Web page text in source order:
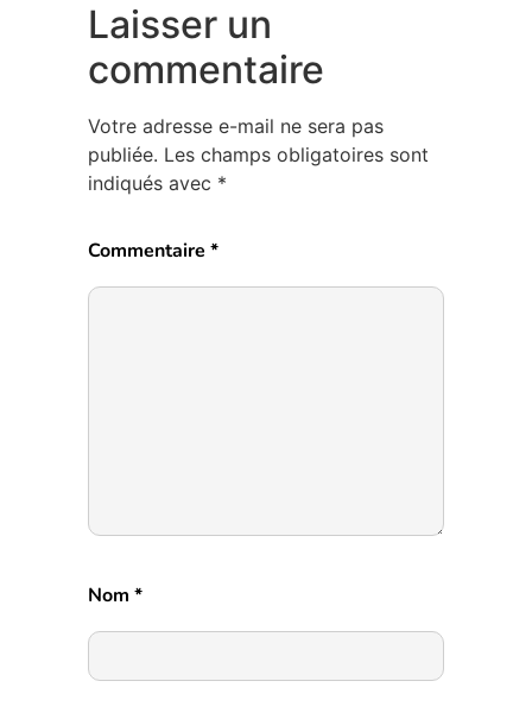
Laisser un
commentaire
Votre adresse e-mail ne sera pas
publiée. Les champs obligatoires sont
indiqués avec *
Commentaire *
Nom *